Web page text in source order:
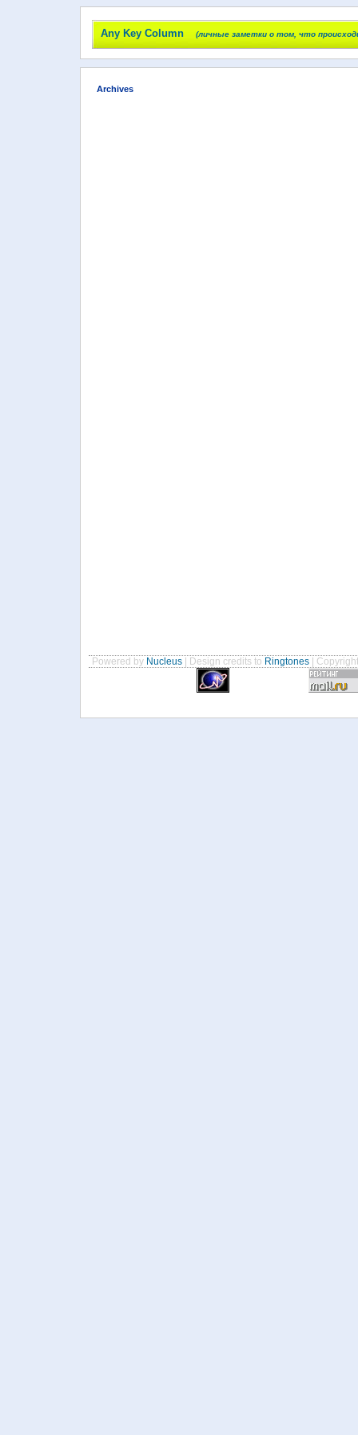
Any Key Column (личные заметки о том, что
Archives
Powered by Nucleus | Design credits to Ringtones |